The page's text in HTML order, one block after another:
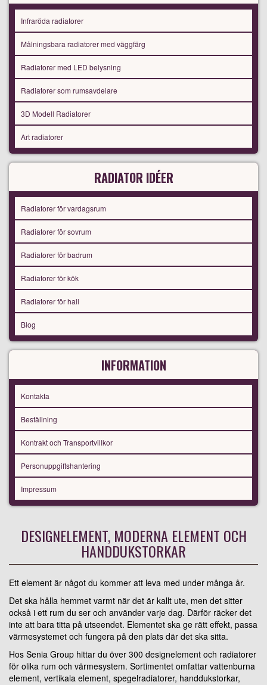
Infraröda radiatorer
Målningsbara radiatorer med väggfärg
Radiatorer med LED belysning
Radiatorer som rumsavdelare
3D Modell Radiatorer
Art radiatorer
RADIATOR IDÉER
Radiatorer för vardagsrum
Radiatorer för sovrum
Radiatorer för badrum
Radiatorer för kök
Radiatorer för hall
Blog
INFORMATION
Kontakta
Beställning
Kontrakt och Transportvillkor
Personuppgiftshantering
Impressum
DESIGNELEMENT, MODERNA ELEMENT OCH
HANDDUKSTORKAR
Ett element är något du kommer att leva med under många år.
Det ska hålla hemmet varmt när det är kallt ute, men det sitter
också i ett rum du ser och använder varje dag. Därför räcker det
inte att bara titta på utseendet. Elementet ska ge rätt effekt, passa
värmesystemet och fungera på den plats där det ska sitta.
Hos Senia Group hittar du över 300 designelement och radiatorer
för olika rum och värmesystem. Sortimentet omfattar vattenburna
element, vertikala element, spegelradiatorer, handdukstorkar,